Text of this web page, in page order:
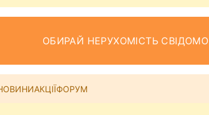
ОБИРАЙ НЕРУХОМІСТЬ СВІДОМО
АКЦІЇФОРУМ